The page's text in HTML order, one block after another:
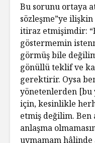
Bu sorunu ortaya
sözleşme”ye
itiraz etmişimdir:
göstermemin
görmüş bile
gönüllü teklif ve
gerektirir. Oysa
yönetenlerden [bu
için, kesinlikle
etmiş değilim.
anlaşma
uymamam